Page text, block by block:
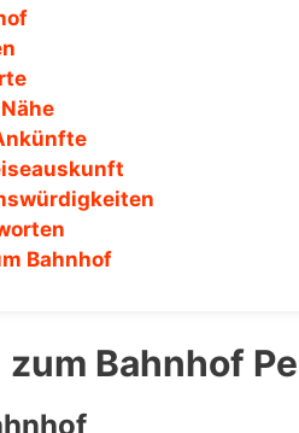
Bahnhof
Bahnhof